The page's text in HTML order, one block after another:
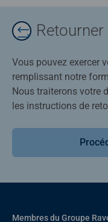
Vous pouvez exercer
remplissant notre
Nous traiterons votre
les instructions de
Membres du Groupe